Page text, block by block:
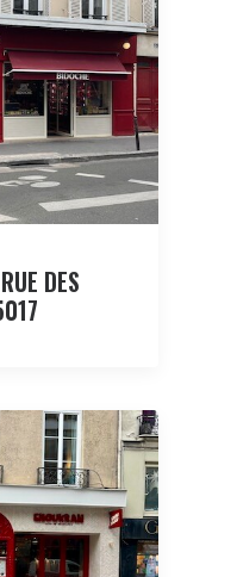
DES